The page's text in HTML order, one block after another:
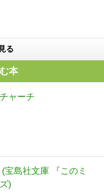
る
本
ャーチ
宝島社文庫 『このミ
)